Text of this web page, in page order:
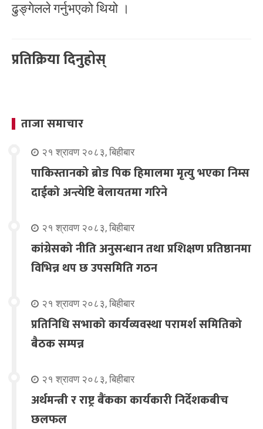
ढुङ्गेलले गर्नुभएको थियो ।
प्रतिक्रिया दिनुहोस्
ताजा समाचार
२१ श्रावण २०८३, बिहीबार
पाकिस्तानको ब्रोड पिक हिमालमा मृत्यु भएका निम्स
दाईको अन्त्येष्टि बेलायतमा गरिने
२१ श्रावण २०८३, बिहीबार
कांग्रेसको नीति अनुसन्धान तथा प्रशिक्षण प्रतिष्ठानमा
विभिन्न थप छ उपसमिति गठन
२१ श्रावण २०८३, बिहीबार
प्रतिनिधि सभाको कार्यव्यवस्था परामर्श समितिको
बैठक सम्पन्न
२१ श्रावण २०८३, बिहीबार
अर्थमन्त्री र राष्ट्र बैंकका कार्यकारी निर्देशकबीच
छलफल